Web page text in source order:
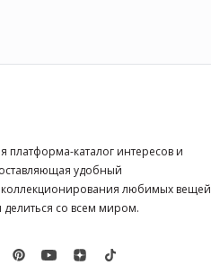
платформа-каталог интересов и
удобный
коллекционирования любимых вещей
со всем миром.